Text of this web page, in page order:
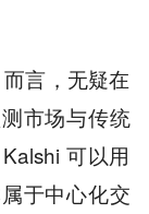
言，无疑在
市场与传统
可以用
于中心化交